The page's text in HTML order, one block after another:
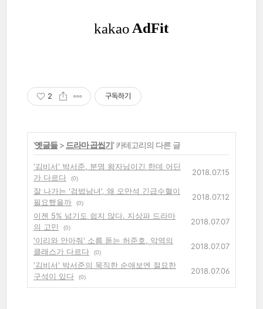
2 구독하기
'옛글들> 드라마 곱씹기' 카테고리의 다른 글
'김비서' 박서준, 분명 왕자님이긴 한데 어딘
가 다르다
(0)
2018.07.15
잘 나가는 '검법남녀', 왜 오만석 긴급수혈이
필요했을까
(0)
2018.07.12
이젠 5% 넘기도 쉽지 않다, 지상파 드라마
의 고민
(0)
2018.07.07
'이리와 안아줘' 소름 돋는 허준호, 악역의
클래스가 다르다
(0)
2018.07.07
'김비서' 박서준의 묵직한 순애보엔 절묘한
구석이 있다
(0)
2018.07.06